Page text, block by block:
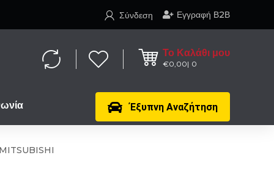
Εγγραφή Β2Β
Σύνδεση
Το Καλάθι μου
€0,00 0
Έξυπνη Αναζήτηση